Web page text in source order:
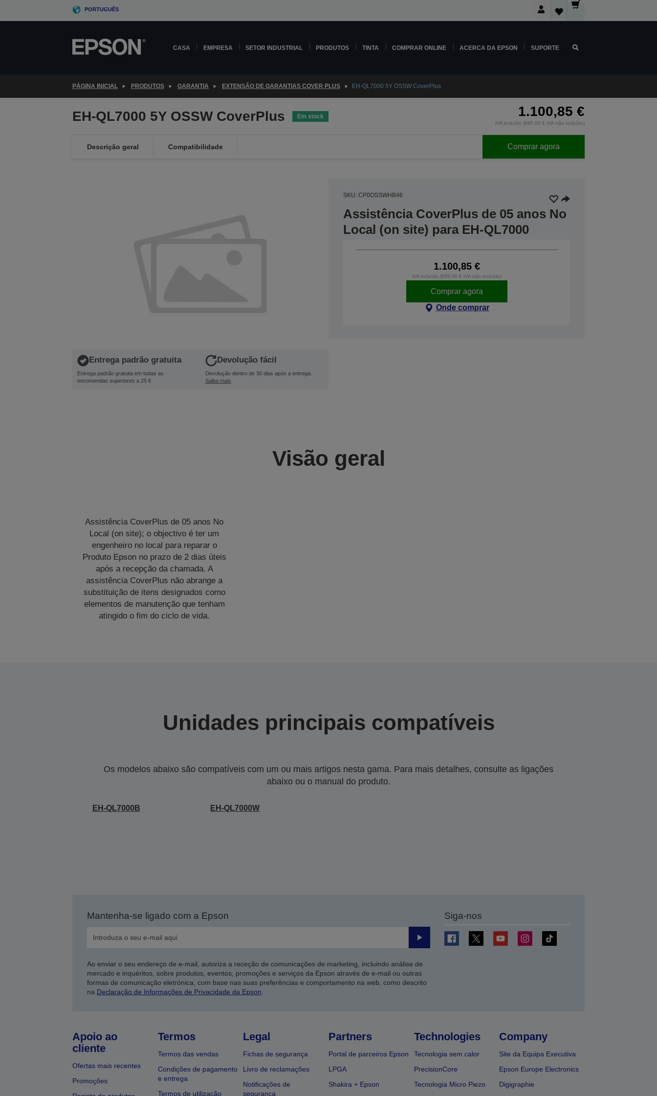
PORTUGUÊS
CASA EMPRESA SETOR INDUSTRIAL PRODUTOS TINTA COMPRAR ONLINE ACERCA DA EPSON SUPORTE
PÁGINA INICIAL PRODUTOS GARANTIA EXTENSÃO DE GARANTIAS COVER PLUS EH-QL7000 5Y OSSW CoverPlus
EH-QL7000 5Y OSSW CoverPlus Em stock 1.100,85 €
IVA incluído (895,00 € IVA não incluído)
Descrição geral Compatibilidade Comprar agora
Entrega padrão gratuita
Entrega padrão gratuita em todas as
encomendas superiores a 25 €
Devolução fácil
Devolução dentro de 30 dias após a entrega.
Saiba mais
SKU: CP0OSSWHB46
Assistência CoverPlus de 05 anos No
Local (on site) para EH-QL7000
1.100,85 €
IVA incluído (895,00 € IVA não incluído)
Comprar agora
Onde comprar
Visão geral
Assistência CoverPlus de 05 anos No
Local (on site); o objectivo é ter um
engenheiro no local para reparar o
Produto Epson no prazo de 2 dias úteis
após a recepção da chamada. A
assistência CoverPlus não abrange a
substituição de itens designados como
elementos de manutenção que tenham
atingido o fim do ciclo de vida.
Unidades principais compatíveis
Os modelos abaixo são compatíveis com um ou mais artigos nesta gama. Para mais detalhes, consulte as ligações
abaixo ou o manual do produto.
EH-QL7000B EH-QL7000W
Mantenha-se ligado com a Epson
Enviar
Ao enviar o seu endereço de e-mail, autoriza a receção de comunicações de marketing, incluindo análise de
mercado e inquéritos, sobre produtos, eventos, promoções e serviços da Epson através de e-mail ou outras
formas de comunicação eletrónica, com base nas suas preferências e comportamento na web, como descrito
na Declaração de Informações de Privacidade da Epson
Siga-nos
Apoio ao
cliente
Ofertas mais recentes
Promoções
Termos
Termos das vendas
Condições de pagamento
e entrega
Termos de utilização
Legal
Fichas de segurança
Livro de reclamações
Notificações de
segurança
Partners
Portal de parceiros Epson
LPGA
Shakira + Epson
Technologies
Tecnologia sem calor
PrecisionCore
Tecnologia Micro Piezo
Company
Site da Equipa Executiva
Epson Europe Electronics
Digigraphie